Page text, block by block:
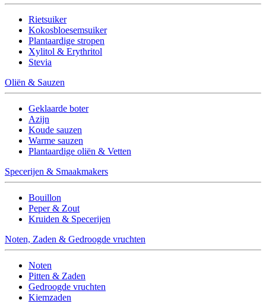
Rietsuiker
Kokosbloesemsuiker
Plantaardige stropen
Xylitol & Erythritol
Stevia
Oliën & Sauzen
Geklaarde boter
Azijn
Koude sauzen
Warme sauzen
Plantaardige oliën & Vetten
Specerijen & Smaakmakers
Bouillon
Peper & Zout
Kruiden & Specerijen
Noten, Zaden & Gedroogde vruchten
Noten
Pitten & Zaden
Gedroogde vruchten
Kiemzaden